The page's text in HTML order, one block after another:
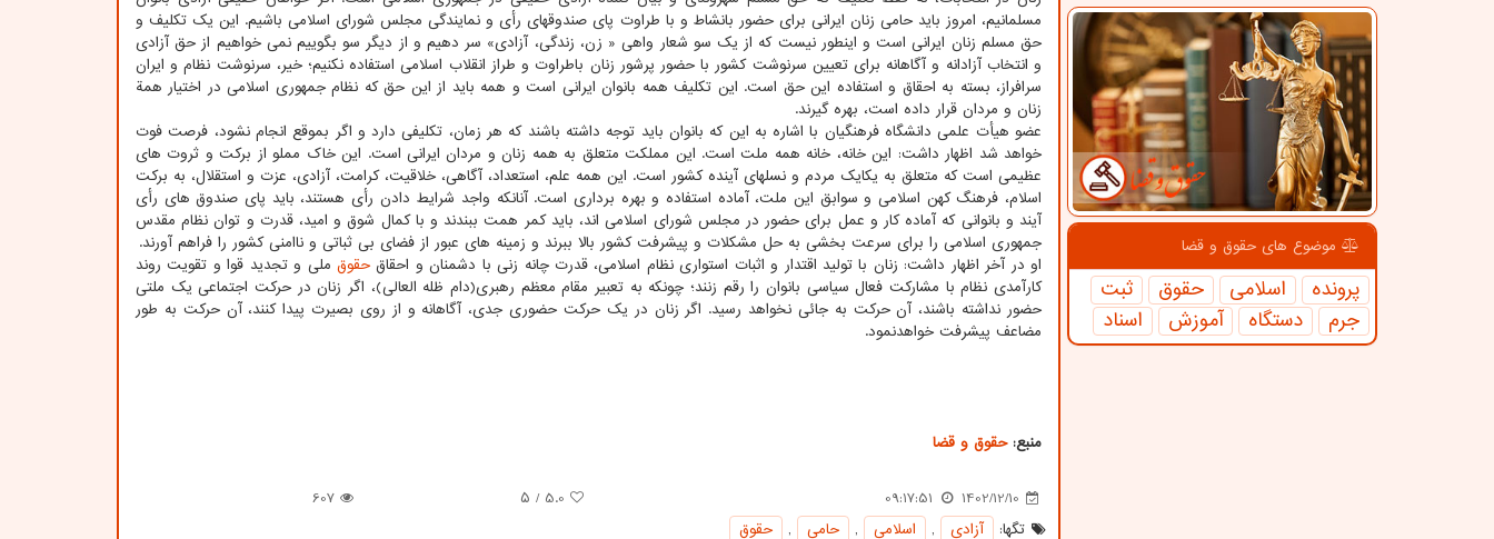
موضوع های حقوق و قضا
پرونده اسلامی حقوق
ثبت
جرم
دستگاه آموزش اسناد
مسلمانیم، امروز باید حامی زنان ایرانی برای حضور بانشاط و با طراوت پای صندوق­های رأی و نمایندگی مجلس شورای اسلامی باشیم. این یک تکلیف و
حق مسلم زنان ایرانی است و اینطور نیست که از یک سو شعار واهی « زن، زندگی، آزادی» سر دهیم و از دیگر سو بگوییم نمی­ خواهیم از حق آزادی
و انتخاب آزادانه و آگاهانه برای تعیین سرنوشت کشور با حضور پرشور زنان باطراوت و طراز انقلاب اسلامی استفاده نکنیم؛ خیر، سرنوشت نظام و ایران
سرافراز، بسته­ به احقاق و استفاده این حق است. این تکلیف همه بانوان ایرانی است و همه باید از این حق که نظام جمهوری اسلامی در اختیار همة
زنان و مردان قرار داده است، بهره گیرند.
عضو هیأت علمی دانشگاه فرهنگیان با اشاره به این که بانوان باید توجه داشته باشند که هر زمان، تکلیفی دارد و اگر بموقع انجام نشود، فرصت فوت
خواهد شد اظهار داشت: این خانه، خانه همه ملت است. این مملکت متعلق به همه زنان و مردان ایرانی است. این خاک مملو از برکت و ثروت­ های
عظیمی است که متعلق به یکایک مردم و نسل­های آینده کشور است. این همه علم، استعداد، آگاهی، خلاقیت، کرامت، آزادی، عزت و استقلال، به برکت
اسلام، فرهنگ کهن اسلامی و سوابق این ملت، آماده استفاده و بهره برداری است. آنانکه واجد شرایط دادن رأی هستند، باید پای صندوق­ های رأی
آیند و بانوانی که آماده کار و عمل برای حضور در مجلس شورای اسلامی ­اند، باید کمر همت ببندند و با کمال شوق و امید، قدرت و توان نظام مقدس
جمهوری اسلامی را برای سرعت ­بخشی به حل مشکلات و پیشرفت کشور بالا ببرند و زمینه ­های عبور از فضای بی ­ثباتی و ناامنی کشور را فراهم آورند.
او در آخر اظهار داشت: زنان با تولید اقتدار و اثبات استواری نظام اسلامی، قدرت چانه ­زنی با دشمنان و احقاق حقوق ملی و تجدید قوا و تقویت روند
کارآمدی نظام با مشارکت فعال سیاسی بانوان را رقم زنند؛ چونکه به ­تعبیر مقام معظم رهبری(دام ظله العالی)، اگر زنان در حرکت اجتماعی یک ملتی
حضور نداشته باشند، آن حرکت به جائی نخواهد رسید. اگر زنان در یک حرکت حضوری جدی، آگاهانه و از روی بصیرت پیدا کنند، آن حرکت به ­طور
مضاعف پیشرفت خواهدنمود.
منبع:حقوق و قضا
1402/12/10
09:17:51
5.0 / ۵
607
تگها:
آزادی , اسلامی , حامی , حقوق